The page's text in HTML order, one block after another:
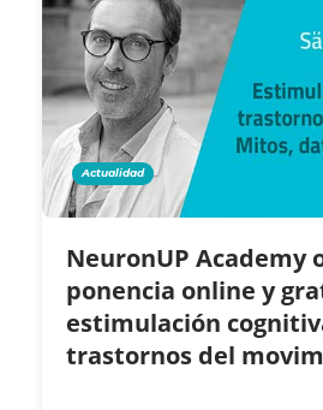
Actualidad
NeuronUP Academy
ponencia online y
estimulación
trastornos del